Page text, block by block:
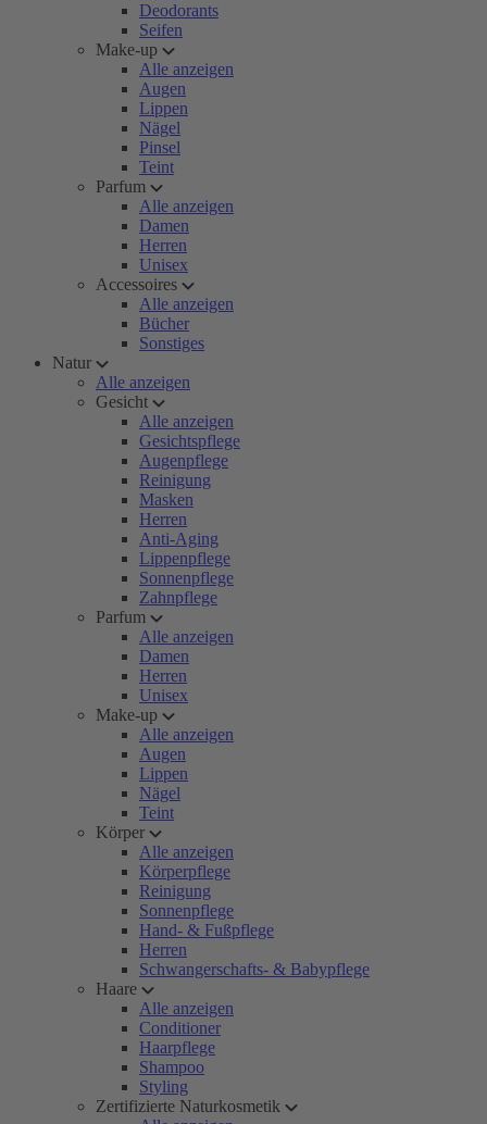
Deodorants
Seifen
Make-up
Alle anzeigen
Augen
Lippen
Nägel
Pinsel
Teint
Parfum
Alle anzeigen
Damen
Herren
Unisex
Accessoires
Alle anzeigen
Bücher
Sonstiges
Natur
Alle anzeigen
Gesicht
Alle anzeigen
Gesichtspflege
Augenpflege
Reinigung
Masken
Herren
Anti-Aging
Lippenpflege
Sonnenpflege
Zahnpflege
Parfum
Alle anzeigen
Damen
Herren
Unisex
Make-up
Alle anzeigen
Augen
Lippen
Nägel
Teint
Körper
Alle anzeigen
Körperpflege
Reinigung
Sonnenpflege
Hand- & Fußpflege
Herren
Schwangerschafts- & Babypflege
Haare
Alle anzeigen
Conditioner
Haarpflege
Shampoo
Styling
Zertifizierte Naturkosmetik